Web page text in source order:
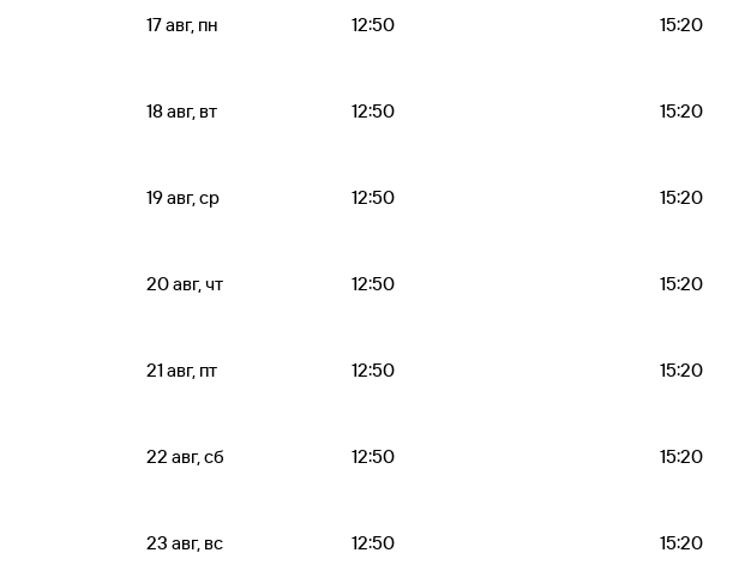
17 авг, пн 12:50 15:20
18 авг, вт 12:50 15:20
19 авг, ср 12:50 15:20
20 авг, чт 12:50 15:20
21 авг, пт 12:50 15:20
22 авг, сб 12:50 15:20
23 авг, вс 12:50 15:20